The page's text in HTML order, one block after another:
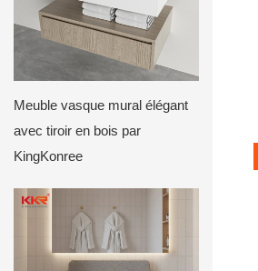
Meuble vasque mural élégant
avec tiroir en bois par
KingKonree